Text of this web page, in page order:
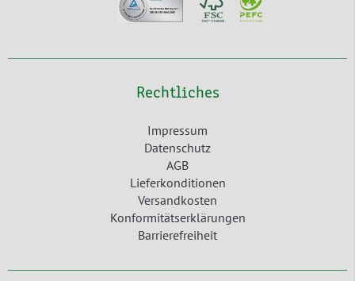
Rechtliches
Impressum
Datenschutz
AGB
Lieferkonditionen
Versandkosten
Konformitätserklärungen
Barrierefreiheit